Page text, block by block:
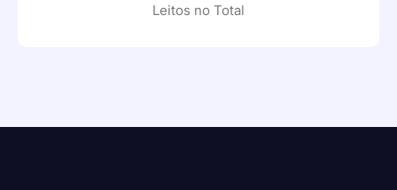
Leitos no Total